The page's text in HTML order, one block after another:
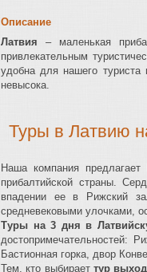
Описание
Латвия – маленькая
привлекательным
удобна для нашего
невысока.
Туры в Латвию
Наша компания предлагает
прибалтийской страны.
впадении ее в Рижский
средневековыми улочками,
Туры на 3 дня в
достопримечательностей:
Бастионная горка, двор
Тем, кто выбираеттур